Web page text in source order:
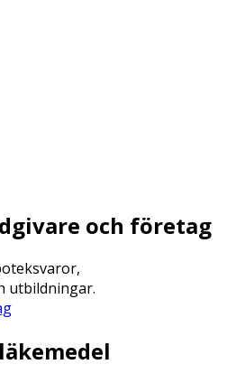
och företag
utbildningar.